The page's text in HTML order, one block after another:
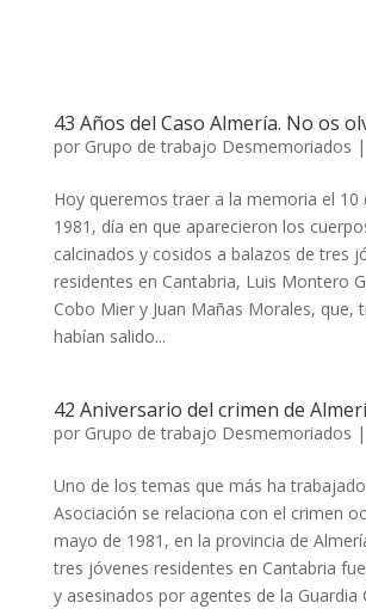
43 Años del Caso Almería. No os
por Grupo de trabajo Desmemoriados |
Hoy queremos traer a la memoria el 10
1981, día en que aparecieron los
calcinados y cosidos a balazos de tres
residentes en Cantabria, Luis Montero
Cobo Mier y Juan Mañas Morales, que,
habían salido...
42 Aniversario del crimen de
por Grupo de trabajo Desmemoriados |
Uno de los temas que más ha
Asociación se relaciona con el crimen
mayo de 1981, en la provincia de
tres jóvenes residentes en Cantabria
y asesinados por agentes de la Guardia